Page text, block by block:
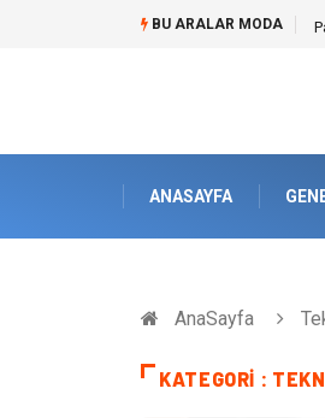
BU ARALAR MODA
ANASAYFA
AnaSayfa
KATEGORI :